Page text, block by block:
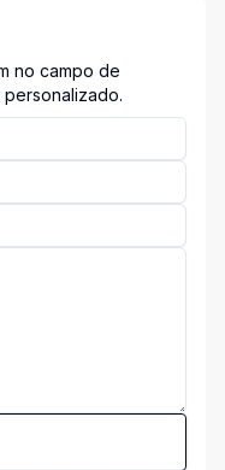
no campo de
personalizado.